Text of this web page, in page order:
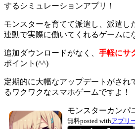
するシミュレーションアプリ！
モンスターを育てて派遣し、派遣し
連動で実際に働いてくれるゲームに
追加ダウンロードがなく、 手軽にサ
ポイント(^^)
定期的に大幅なアップデートがされ
るワクワクなスマホゲームですよ！
モンスターカンパ
無料posted withアプリ